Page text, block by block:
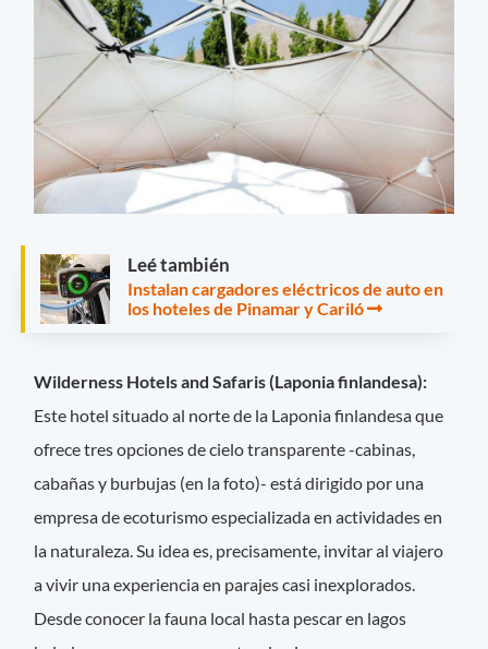
Leé también
Instalan cargadores eléctricos de auto en
los hoteles de Pinamar y Cariló
Wilderness Hotels and Safaris (Laponia finlandesa):
Este hotel situado al norte de la Laponia finlandesa que
ofrece tres opciones de cielo transparente -cabinas,
cabañas y burbujas (en la foto)- está dirigido por una
empresa de ecoturismo especializada en actividades en
la naturaleza. Su idea es, precisamente, invitar al viajero
a vivir una experiencia en parajes casi inexplorados.
Desde conocer la fauna local hasta pescar en lagos